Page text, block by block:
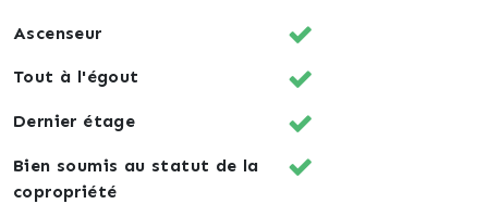
Ascenseur
Tout à l'égout
Dernier étage
Bien soumis au statut de la
copropriété